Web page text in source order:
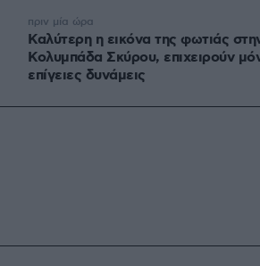
Καλύτερη η εικόνα της φωτιάς
Κολυμπάδα Σκύρου, επιχειρούν
επίγειες δυνάμεις
πριν μία ώρα